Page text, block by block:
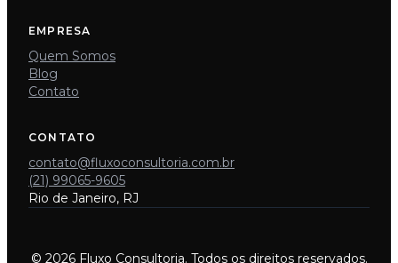
EMPRESA
Quem Somos
Blog
Contato
CONTATO
contato@fluxoconsultoria.com.br
(21) 99065-9605
Rio de Janeiro, RJ
© 2026 Fluxo Consultoria. Todos os direitos reservados.